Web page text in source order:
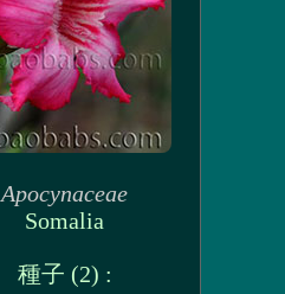
Apocynaceae
Somalia
種子 (2) :